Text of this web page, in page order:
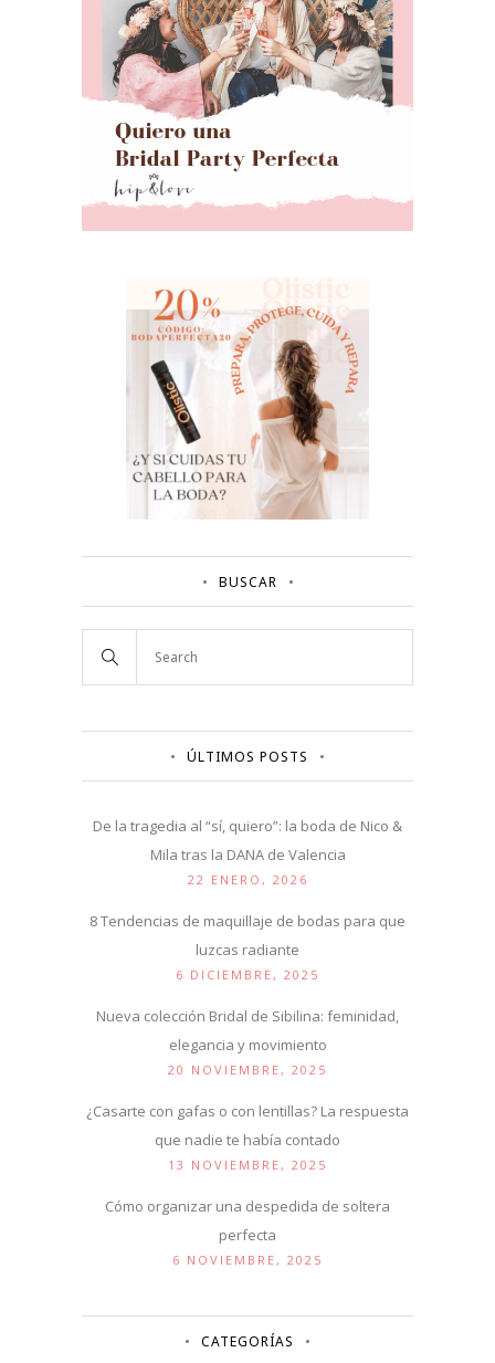
BUSCAR
ÚLTIMOS POSTS
De la tragedia al “sí, quiero”: la boda de Nico &
Mila tras la DANA de Valencia
22 ENERO, 2026
8 Tendencias de maquillaje de bodas para que
luzcas radiante
6 DICIEMBRE, 2025
Nueva colección Bridal de Sibilina: feminidad,
elegancia y movimiento
20 NOVIEMBRE, 2025
¿Casarte con gafas o con lentillas? La respuesta
que nadie te había contado
13 NOVIEMBRE, 2025
Cómo organizar una despedida de soltera
perfecta
6 NOVIEMBRE, 2025
CATEGORÍAS